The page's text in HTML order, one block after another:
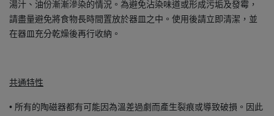
湯汁、油份漸漸滲染的情況。為避免沾染味道或形成污垢及發霉，
請盡量避免將食物長時間置放於器皿之中。使用後請立即清潔，並
在器皿充分乾燥後再行收納。
共通特性
• 所有的陶磁器都有可能因為溫差過劇而產生裂痕或導致破損。因此